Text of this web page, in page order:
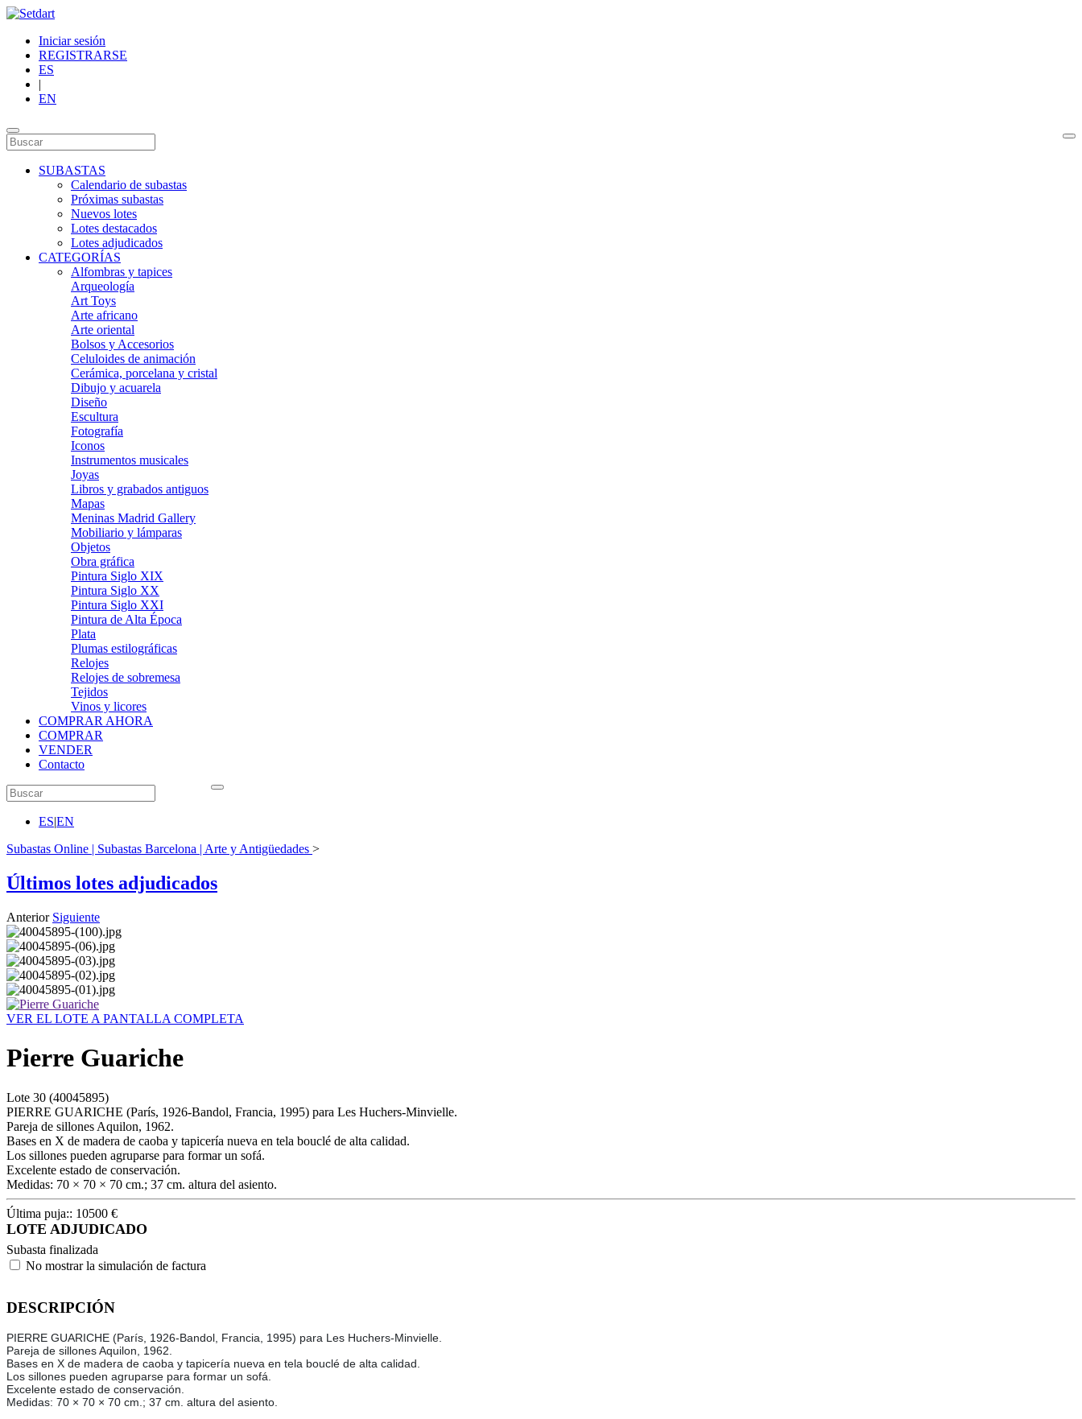
Iniciar sesión
REGISTRARSE
ES
|
EN
SUBASTAS
Calendario de subastas
Próximas subastas
Nuevos lotes
Lotes destacados
Lotes adjudicados
CATEGORÍAS
Alfombras y tapices
Arqueología
Art Toys
Arte africano
Arte oriental
Bolsos y Accesorios
Celuloides de animación
Cerámica, porcelana y cristal
Dibujo y acuarela
Diseño
Escultura
Fotografía
Iconos
Instrumentos musicales
Joyas
Libros y grabados antiguos
Mapas
Meninas Madrid Gallery
Mobiliario y lámparas
Objetos
Obra gráfica
Pintura Siglo XIX
Pintura Siglo XX
Pintura Siglo XXI
Pintura de Alta Época
Plata
Plumas estilográficas
Relojes
Relojes de sobremesa
Tejidos
Vinos y licores
COMPRAR AHORA
COMPRAR
VENDER
Contacto
ES|EN
Subastas Online | Subastas Barcelona | Arte y Antigüedades >
Últimos lotes adjudicados
Anterior Siguiente
VER EL LOTE A PANTALLA COMPLETA
Pierre Guariche
Lote 30 (40045895)
PIERRE GUARICHE (París, 1926-Bandol, Francia, 1995) para Les Huchers-Minvielle.
Pareja de sillones Aquilon, 1962.
Bases en X de madera de caoba y tapicería nueva en tela bouclé de alta calidad.
Los sillones pueden agruparse para formar un sofá.
Excelente estado de conservación.
Medidas: 70 × 70 × 70 cm.; 37 cm. altura del asiento.
Última puja:: 10500 €
LOTE ADJUDICADO
Subasta finalizada
No mostrar la simulación de factura
DESCRIPCIÓN
PIERRE GUARICHE (París, 1926-Bandol, Francia, 1995) para Les Huchers-Minvielle.
Pareja de sillones Aquilon, 1962.
Bases en X de madera de caoba y tapicería nueva en tela bouclé de alta calidad.
Los sillones pueden agruparse para formar un sofá.
Excelente estado de conservación.
Medidas: 70 × 70 × 70 cm.; 37 cm. altura del asiento.